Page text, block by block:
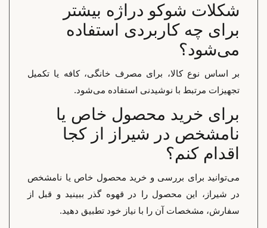
شکلات شوکو دراژه بیشتر
برای چه کاربردی استفاده
می‌شود؟
بر اساس نوع کالا، برای مصرف خانگی، کافه یا تکمیل
تجهیزات مرتبط با نوشیدنی استفاده می‌شود.
برای خرید محصول خاص یا
نامشخص در شیراز از کجا
اقدام کنم؟
می‌توانید برای بررسی و خرید محصول خاص یا نامشخص
در شیراز، این محصول را در قهوه گذر ببینید و قبل از
سفارش، مشخصات آن را با نیاز خود تطبیق دهید.